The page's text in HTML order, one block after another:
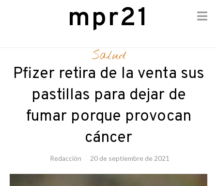
content
mpr21
Salud
Pfizer retira de la venta sus
pastillas para dejar de
fumar porque provocan
cáncer
Redacción 20 de septiembre de 2021